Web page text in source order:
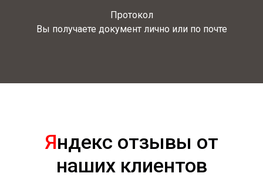
Протокол
Вы получаете документ лично или по почте
Яндекс отзывы от
наших клиентов